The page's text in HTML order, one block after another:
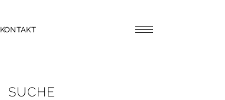
KONTAKT
SUCHE